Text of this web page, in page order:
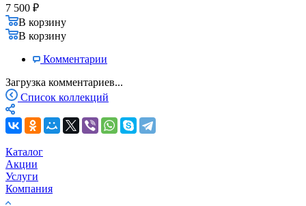
7 500 ₽
В корзину
В корзину
Комментарии
Загрузка комментариев...
Список коллекций
Каталог
Акции
Услуги
Компания